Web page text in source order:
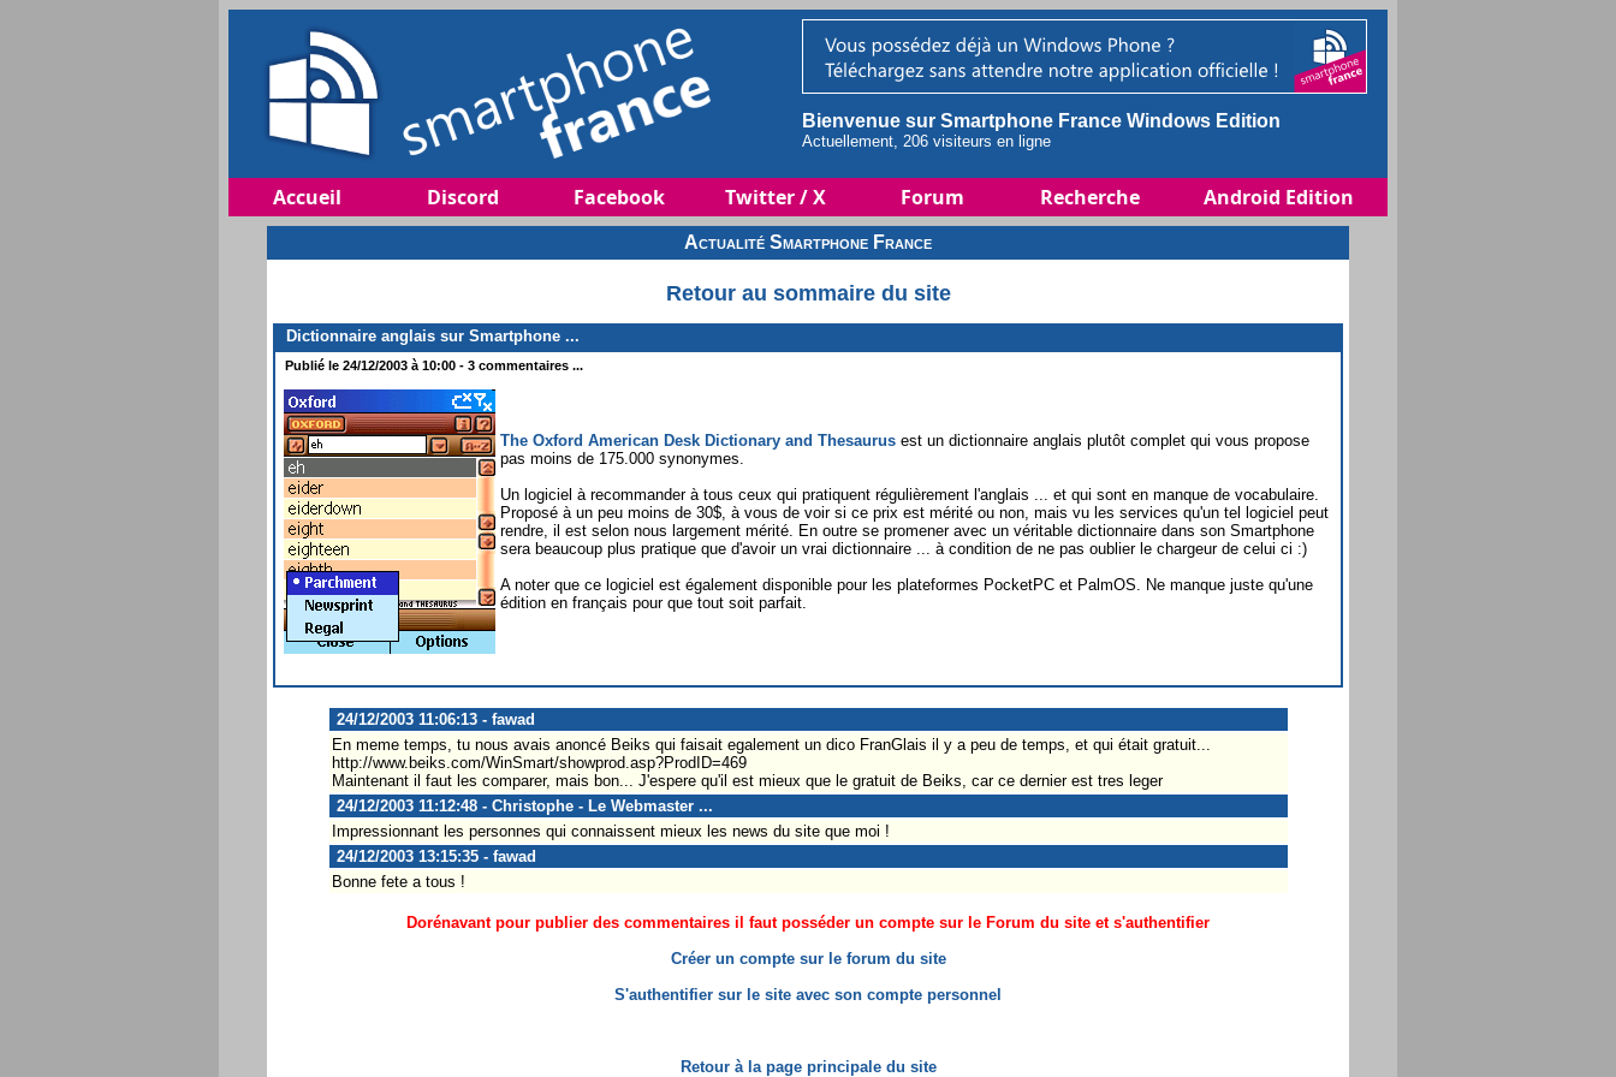
Bienvenue sur Smartphone France Windows Edition
Actuellement, 206 visiteurs en ligne
Accueil Discord Facebook Twitter / X Forum Recherche Android Edition
Actualité Smartphone France
Retour au sommaire du site
Dictionnaire anglais sur Smartphone ...
Publié le 24/12/2003 à 10:00 - 3 commentaires ...
The Oxford American Desk Dictionary and Thesaurus est un dictionnaire anglais plutôt complet qui vous propose
pas moins de 175.000 synonymes.
Un logiciel à recommander à tous ceux qui pratiquent régulièrement l'anglais ... et qui sont en manque de vocabulaire.
Proposé à un peu moins de 30$, à vous de voir si ce prix est mérité ou non, mais vu les services qu'un tel logiciel peut
rendre, il est selon nous largement mérité. En outre se promener avec un véritable dictionnaire dans son Smartphone
sera beaucoup plus pratique que d'avoir un vrai dictionnaire ... à condition de ne pas oublier le chargeur de celui ci :)
A noter que ce logiciel est également disponible pour les plateformes PocketPC et PalmOS. Ne manque juste qu'une
édition en français pour que tout soit parfait.
24/12/2003 11:06:13 - fawad
En meme temps, tu nous avais anoncé Beiks qui faisait egalement un dico FranGlais il y a peu de temps, et qui était gratuit...
http://www.beiks.com/WinSmart/showprod.asp?ProdID=469
Maintenant il faut les comparer, mais bon... J'espere qu'il est mieux que le gratuit de Beiks, car ce dernier est tres leger
24/12/2003 11:12:48 - Christophe - Le Webmaster ...
Impressionnant les personnes qui connaissent mieux les news du site que moi !
24/12/2003 13:15:35 - fawad
Bonne fete a tous !
Dorénavant pour publier des commentaires il faut posséder un compte sur le Forum du site et s'authentifier
Créer un compte sur le forum du site
S'authentifier sur le site avec son compte personnel
Retour à la page principale du site